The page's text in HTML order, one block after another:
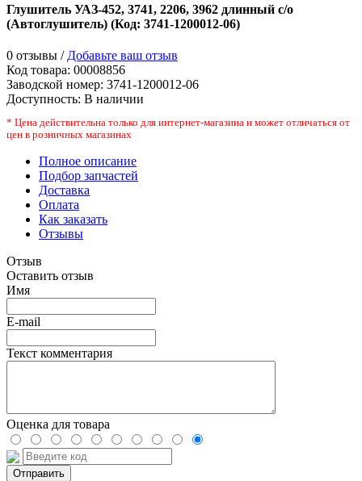
Глушитель УАЗ-452, 3741, 2206, 3962 длинный с/о
(Автоглушитель) (Код: 3741-1200012-06)
0 отзывы / Добавьте ваш отзыв
Код товара: 00008856
Заводской номер: 3741-1200012-06
Доступность: В наличии
* Цена действительна только для интернет-магазина и может отличаться от
цен в розничных магазинах
Полное описание
Подбор запчастей
Доставка
Оплата
Как заказать
Отзывы
Отзыв
Оставить отзыв
Имя
E-mail
Текст комментария
Оценка для товара